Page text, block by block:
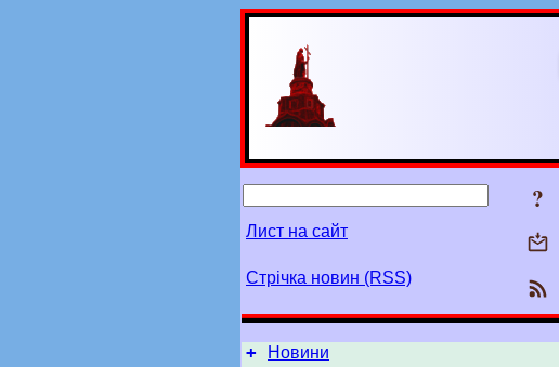
?
Лист на сайт
Стрічка новин (RSS)
+ Новини